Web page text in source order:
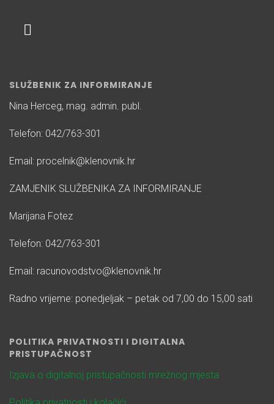
SLUŽBENIK ZA INFORMIRANJE
Nina Herceg, mag. admin. publ.
Telefon: 042/763-301
Email: procelnik@klenovnik.hr
ZAMJENIK SLUŽBENIKA ZA INFORMIRANJE
Marijana Fotez
Telefon: 042/763-301
Email: racunovodstvo@klenovnik.hr
Radno vrijeme: ponedjeljak – petak od 7,00 do 15,00 sati
POLITIKA PRIVATNOSTI I DIGITALNA
PRISTUPAČNOST
Izjava o digitalnoj pristupačnosti mrežnog mjesta